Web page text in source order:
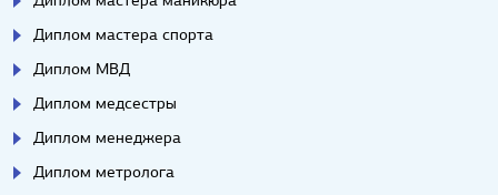
Диплом мастера спорта
Диплом МВД
Диплом медсестры
Диплом менеджера
Диплом метролога